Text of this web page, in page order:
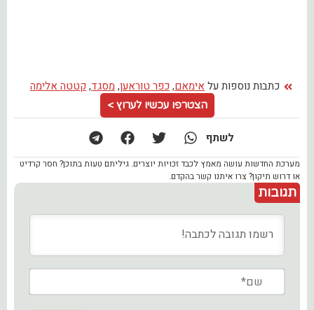
כתבות נוספות עלאימאם,כפר טוראען,מסגד,קטטה אלימה
הצטרפו עכשיו לערוץ >
לשתף
מערכת החדשות עושה מאמץ לכבד זכויות יוצרים. גיליתם טעות בתוכן? חסר קרדיט
או דרוש תיקון? צרו איתנו קשר בהקדם.
תגובות